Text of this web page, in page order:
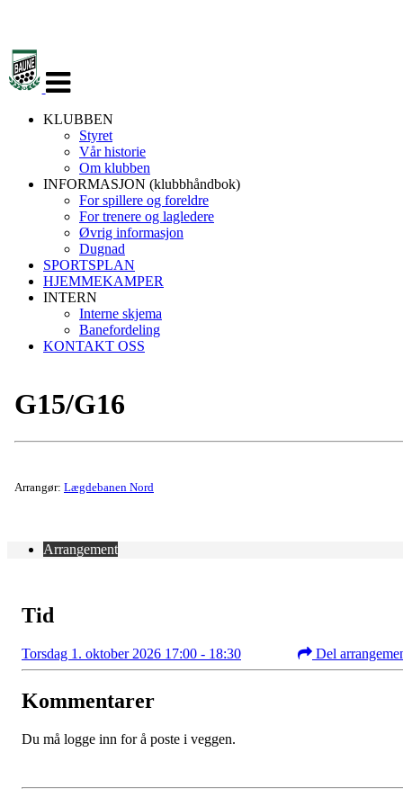
navigasjon
KLUBBEN
Styret
Vår historie
Om klubben
INFORMASJON (klubbhåndbok)
For spillere og foreldre
For trenere og lagledere
Øvrig informasjon
Dugnad
SPORTSPLAN
HJEMMEKAMPER
INTERN
Interne skjema
Banefordeling
KONTAKT OSS
G15/G16
Arrangør: Lægdebanen Nord
Arrangement
Tid
Torsdag 1. oktober 2026 17:00 - 18:30 Del
Kommentarer
Du må logge inn for å poste i veggen.